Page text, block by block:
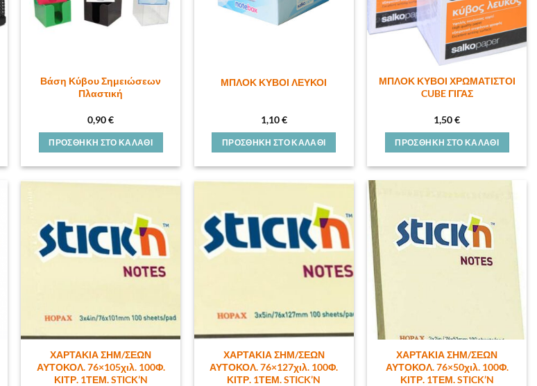
Βάση Κύβου Σημειώσεων
Πλαστική
0,90€
ΠΡΟΣΘΉΚΗ ΣΤΟ ΚΑΛΆΘΙ
ΜΠΛΟΚ ΚΥΒΟΙ ΛΕΥΚΟΙ
1,10€
ΠΡΟΣΘΉΚΗ ΣΤΟ ΚΑΛΆΘΙ
ΜΠΛΟΚ ΚΥΒΟΙ ΧΡΩΜΑΤΙΣΤΟΙ
CUBE ΓΙΓΑΣ
1,50€
ΠΡΟΣΘΉΚΗ ΣΤΟ ΚΑΛΆΘΙ
ΧΑΡΤΑΚΙΑ ΣΗΜ/ΣΕΩΝ
ΑΥΤΟΚΟΛ. 76×105χιλ. 100Φ.
ΚΙΤΡ. 1ΤΕΜ. STICK’N
ΧΑΡΤΑΚΙΑ ΣΗΜ/ΣΕΩΝ
ΑΥΤΟΚΟΛ. 76×127χιλ. 100Φ.
ΚΙΤΡ. 1ΤΕΜ. STICK’N
ΧΑΡΤΑΚΙΑ ΣΗΜ/ΣΕΩΝ
ΑΥΤΟΚΟΛ. 76×50χιλ. 100Φ.
ΚΙΤΡ. 1ΤΕΜ. STICK’N